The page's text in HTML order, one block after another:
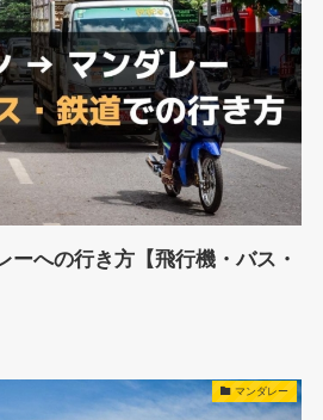
ーへの行き方【飛行機・バス・
マンダレー